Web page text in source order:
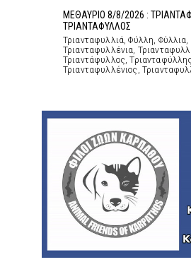
ΜΕΘΑΥΡΙΟ 8/8/2026 :
ΤΡΙΑΝΤΑΦΥΛΛΟΣ
Τριανταφυλλιά, Φύλλη,
Τριανταφυλλένια,
Τριαντάφυλλος,
Τριανταφυλλένιος,